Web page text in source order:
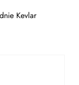
Kevlar